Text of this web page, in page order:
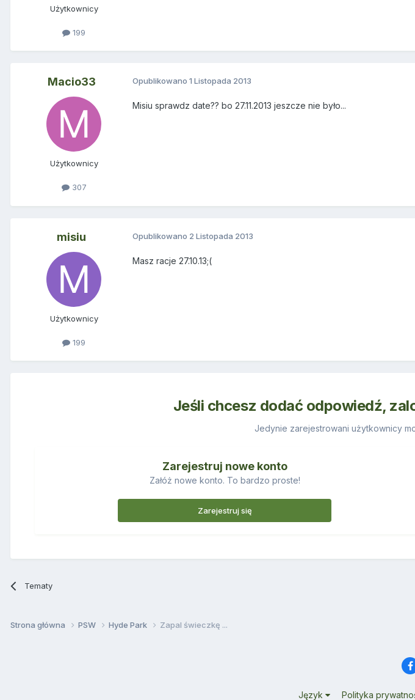
Użytkownicy
199
Macio33
Użytkownicy
307
Opublikowano 1 Listopada 2013
Misiu sprawdz date?? bo 27.11.2013 jeszcze nie było...
misiu
Użytkownicy
199
Opublikowano 2 Listopada 2013
Masz racje 27.10.13;(
Jeśli chcesz dodać odpowiedź,
Jedynie zarejestrowani użytkownicy
Zarejestruj nowe konto
Załóż nowe konto. To bardzo proste!
Zarejestruj się
Tematy
Strona główna PSW Hyde Park Zapal świeczkę ...
Język Polityka